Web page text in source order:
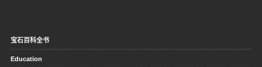
宝石百科全书
Education